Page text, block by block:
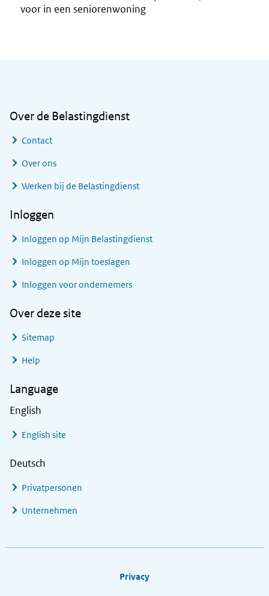
voor in een seniorenwoning
Over de Belastingdienst
Contact
Over ons
Werken bij de Belastingdienst
Inloggen
Inloggen op Mijn Belastingdienst
Inloggen op Mijn toeslagen
Inloggen voor ondernemers
Over deze site
Sitemap
Help
Language
English
English site
Deutsch
Privatpersonen
Unternehmen
Privacy